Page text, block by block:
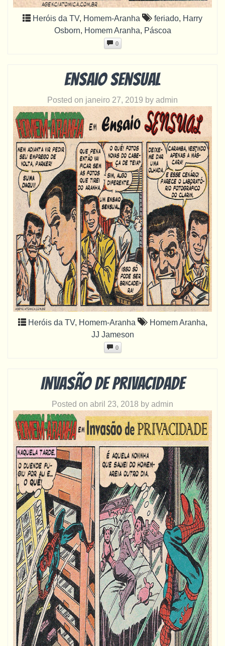
Heróis da TV, Homem-Aranha feriado, Harry
Osborn, Homem Aranha, Páscoa
0
Ensaio Sensual
Posted on janeiro 27, 2019 by admin
Heróis da TV, Homem-Aranha Homem Aranha,
JJ Jameson
0
Invasão de privacidade
Posted on abril 23, 2018 by admin